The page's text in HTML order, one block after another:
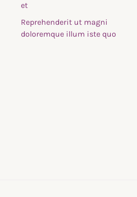
et
Reprehenderit ut magni
doloremque illum iste quo